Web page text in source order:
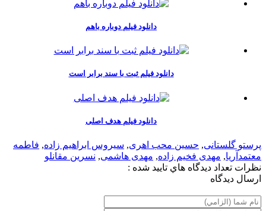
دانلود فیلم دوباره باهم
دانلود فیلم ثبت با سند برابر است
دانلود فیلم هدف اصلی
پرستو گلستانی, حسین محب اهری, سیروس ابراهیم زاده, فاطمه
معتمدآریا, مهدی فخیم زاده, مهدی هاشمی, نسرین مقانلو
نظرات تعداد ديدگاه هاي تاييد شده :
ارسال ديدگاه